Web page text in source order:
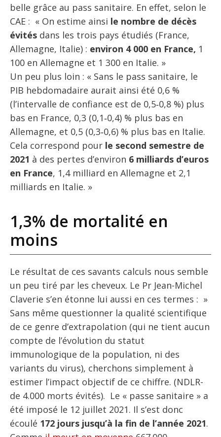
belle grâce au pass sanitaire. En effet, selon le
CAE : « On estime ainsi le nombre de décès
évités dans les trois pays étudiés (France,
Allemagne, Italie) : environ 4 000 en France, 1
100 en Allemagne et 1 300 en Italie. »
Un peu plus loin : « Sans le pass sanitaire, le
PIB hebdomadaire aurait ainsi été 0,6 %
(l’intervalle de confiance est de 0,5‐0,8 %) plus
bas en France, 0,3 (0,1‐0,4) % plus bas en
Allemagne, et 0,5 (0,3‐0,6) % plus bas en Italie.
Cela correspond pour le second semestre de
2021 à des pertes d’environ 6 milliards d’euros
en France, 1,4 milliard en Allemagne et 2,1
milliards en Italie. »
1,3% de mortalité en
moins
Le résultat de ces savants calculs nous semble
un peu tiré par les cheveux. Le Pr Jean-Michel
Claverie s’en étonne lui aussi en ces termes : »
Sans même questionner la qualité scientifique
de ce genre d’extrapolation (qui ne tient aucun
compte de l’évolution du statut
immunologique de la population, ni des
variants du virus), cherchons simplement à
estimer l’impact objectif de ce chiffre. (NDLR-
de 4.000 morts évités). Le « passe sanitaire » a
été imposé le 12 juillet 2021. Il s’est donc
écoulé 172 jours jusqu’à la fin de l’année 2021.